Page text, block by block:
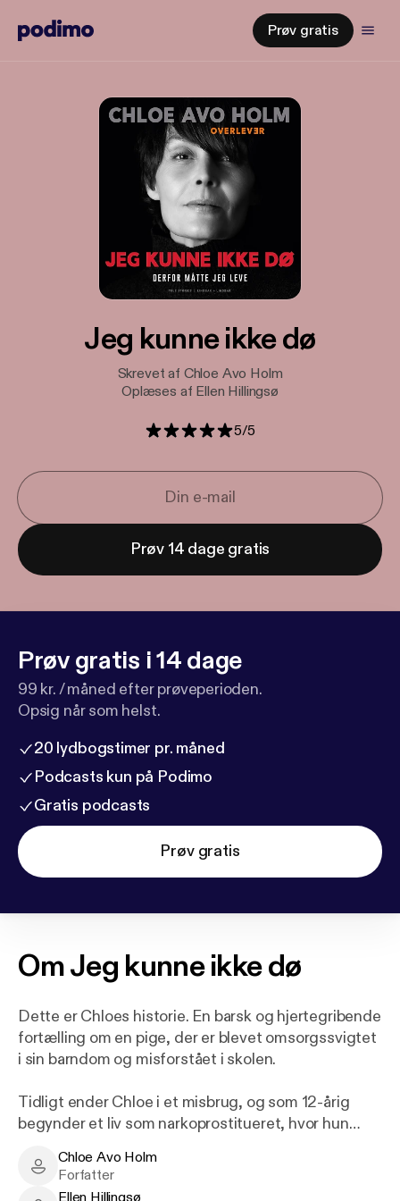
Prøv gratis
Jeg kunne ikke dø
Skrevet af Chloe Avo Holm
Oplæses af Ellen Hillingsø
5/5
Prøv 14 dage gratis
Prøv gratis i 14 dage
99 kr. / måned efter prøveperioden.
Opsig når som helst.
20 lydbogstimer pr. måned
Podcasts kun på Podimo
Gratis podcasts
Prøv gratis
OmJeg kunne ikke dø
Dette er Chloes historie. En barsk og hjertegribende
fortælling om en pige, der er blevet omsorgssvigtet
i sin barndom og misforstået i skolen.
Tidligt ender Chloe i et misbrug, og som 12-årig
begynder et liv som narkoprostitueret, hvor hun
Først efter 23 forsøg og med hjælp fra værestedet
Chloe Avo Holm - Author
Chloe Avo Holm
Forfatter
Ellen Hillingsø